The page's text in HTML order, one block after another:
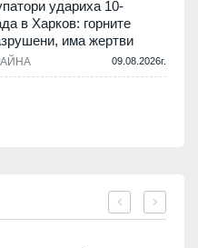
удариха 10-
в Харков: горните
има жертви
09.08.2026г.